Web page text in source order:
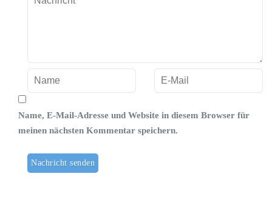
Name, E-Mail-Adresse und Website in diesem Browser für
meinen nächsten Kommentar speichern.